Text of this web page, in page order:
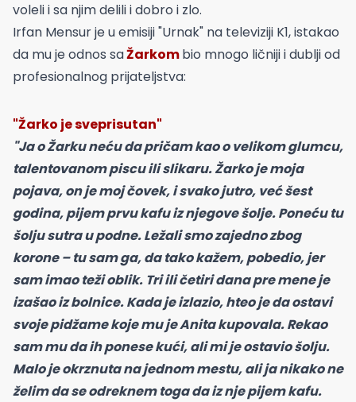
voleli i sa njim delili i dobro i zlo.
Irfan Mensur je u emisiji "Urnak" na televiziji K1, istakao
da mu je odnos saŽarkombio mnogo ličniji i dublji od
profesionalnog prijateljstva:
"Žarko je sveprisutan"
"Ja o Žarku neću da pričam kao o velikom glumcu,
talentovanom piscu ili slikaru. Žarko je moja
pojava, on je moj čovek, i svako jutro, već šest
godina, pijem prvu kafu iz njegove šolje. Poneću tu
šolju sutra u podne. Ležali smo zajedno zbog
korone – tu sam ga, da tako kažem, pobedio, jer
sam imao teži oblik. Tri ili četiri dana pre mene je
izašao iz bolnice. Kada je izlazio, hteo je da ostavi
svoje pidžame koje mu je Anita kupovala. Rekao
sam mu da ih ponese kući, ali mi je ostavio šolju.
Malo je okrznuta na jednom mestu, ali ja nikako ne
želim da se odreknem toga da iz nje pijem kafu.